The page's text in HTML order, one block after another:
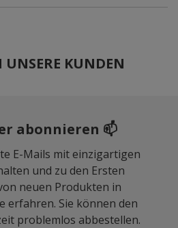
UNSERE KUNDEN
abonnieren 📫
E-Mails mit einzigartigen
und zu den Ersten
neuen Produkten in
erfahren. Sie können den
problemlos abbestellen.